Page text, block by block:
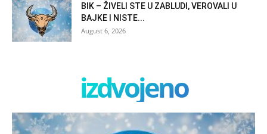
BIK – ŽIVELI STE U ZABLUDI, VEROVALI U
BAJKE I NISTE...
August 6, 2026
izdvojeno